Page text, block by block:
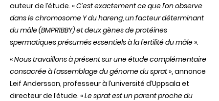
auteur de l’étude. «C’est exactement ce que l’on observe
dans le chromosome Y du hareng, un facteur déterminant
du mâle (BMPR1BBY) et deux gènes de protéines
spermatiques présumés essentiels à la fertilité du mâle ».
«Nous travaillons à présent sur une étude complémentaire
consacrée à l’assemblage du génome du sprat », annonce
Leif Andersson, professeur à l’université d’Uppsala et
directeur de l’étude. «Le sprat est un parent proche du